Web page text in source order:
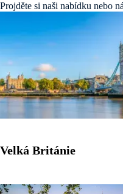
Projděte si naši nabídku nebo
Velká Británie